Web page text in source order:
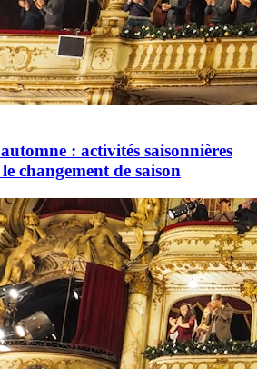
: activités saisonnières
changement de saison